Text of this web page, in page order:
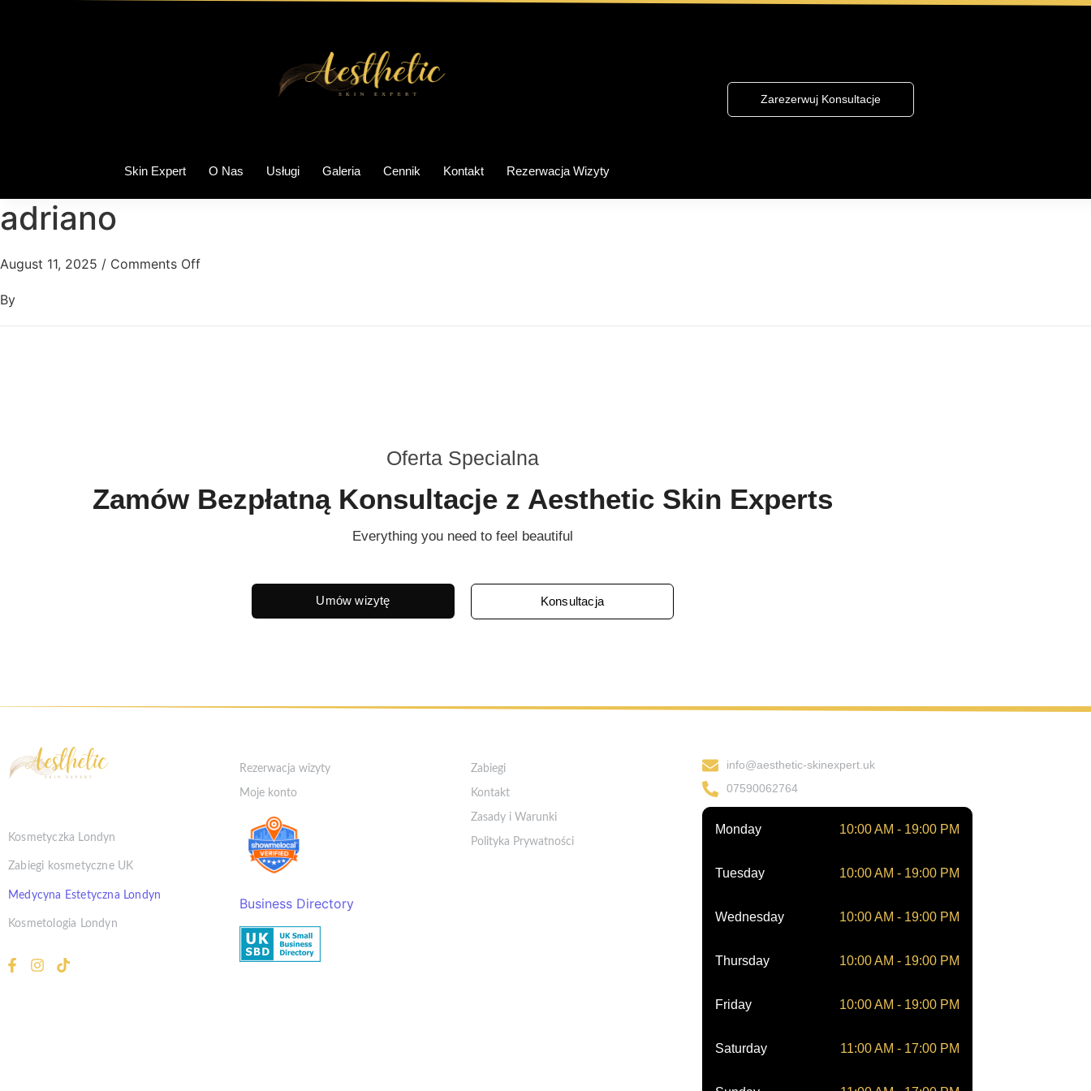
Skin Expert O Nas Usługi Galeria Cennik Kontakt Rezerwacja Wizyty
Zarezerwuj Konsultacje
adriano
August 11, 2025 / Comments Off
By
Oferta Specialna
Zamów Bezpłatną Konsultacje z Aesthetic Skin Experts
Everything you need to feel beautiful
Umów wizytę Konsultacja
Kosmetyczka Londyn
Zabiegi kosmetyczne UK
Medycyna Estetyczna Londyn
Kosmetologia Londyn
Rezerwacja wizyty
Moje konto
Business Directory
Zabiegi
Kontakt
Zasady i Warunki
Polityka Prywatności
info@aesthetic-skinexpert.uk
07590062764
Monday 10:00 AM - 19:00 PM
Tuesday 10:00 AM - 19:00 PM
Wednesday 10:00 AM - 19:00 PM
Thursday 10:00 AM - 19:00 PM
Friday 10:00 AM - 19:00 PM
Saturday 11:00 AM - 17:00 PM